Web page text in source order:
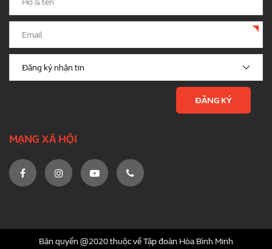
MẠNG XÃ HỘI
Bản quyền @2020 thuộc về Tập đoàn Hòa Bình Minh